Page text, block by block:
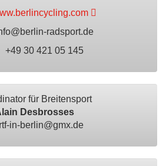
radsport.de
+49 30 421 05 145
für Breitensport
Desbrosses
rtf-in-berlin@gmx.de